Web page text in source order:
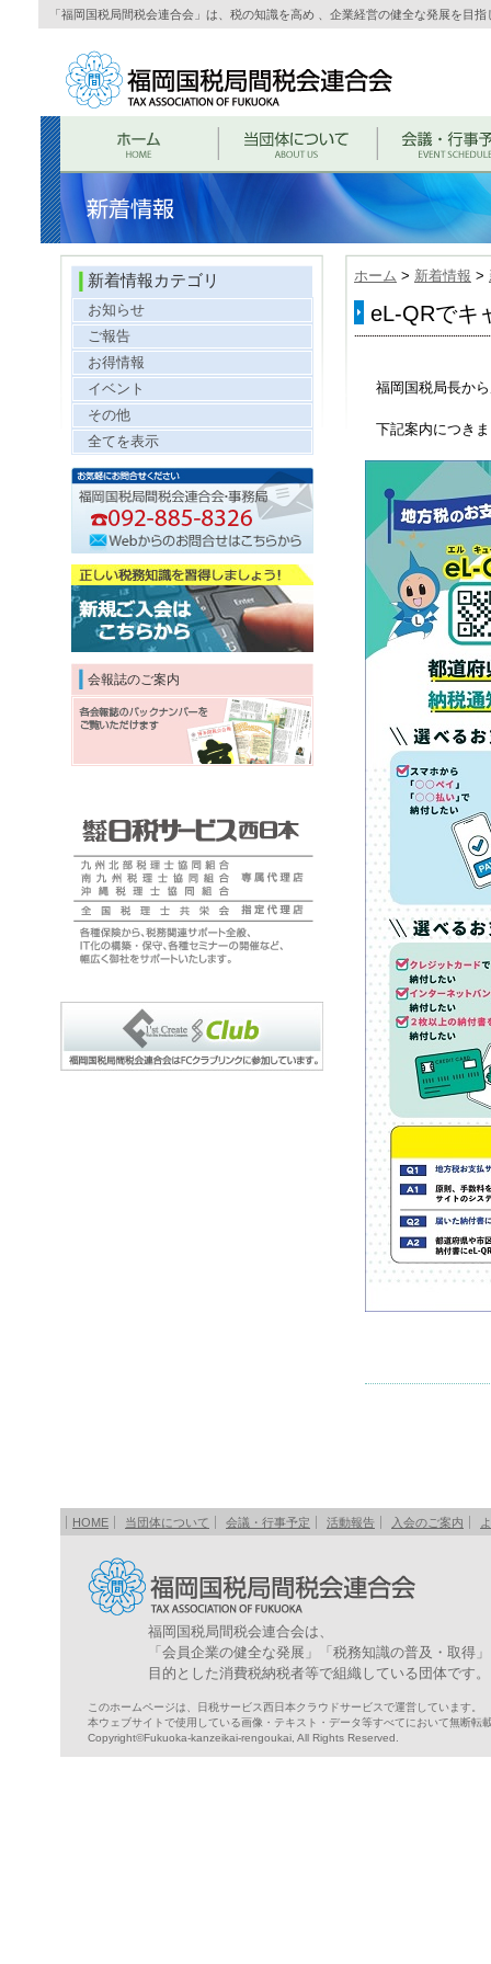
「福岡国税局間税会連合会」は、税の知識を高め 、企業経営の健全な発展を目指
ホーム > 新着情報 >
eL-QRでキ
福岡国税局長か
下記案内につき
新着情報カテゴリ
お知らせ
ご報告
お得情報
イベント
その他
全てを表示
会報誌のご案内
HOME 当団体について 会議・行事予定 活動報告 入会のご案内
福岡国税局間税会連合会は、
「会員企業の健全な発展」「税務知識の普及・取得
目的とした消費税納税者等で組織している団体です。
このホームページは、日税サービス西日本クラウドサービスで運営しています。
本ウェブサイトで使用している画像・テキスト・データ等すべてにおいて無断転
Copyright©Fukuoka-kanzeikai-rengoukai, All Rights Reserved.